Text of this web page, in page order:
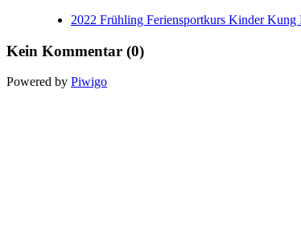
2022 Frühling Feriensportkurs Kinder Kung
Kein Kommentar (0)
Powered by Piwigo